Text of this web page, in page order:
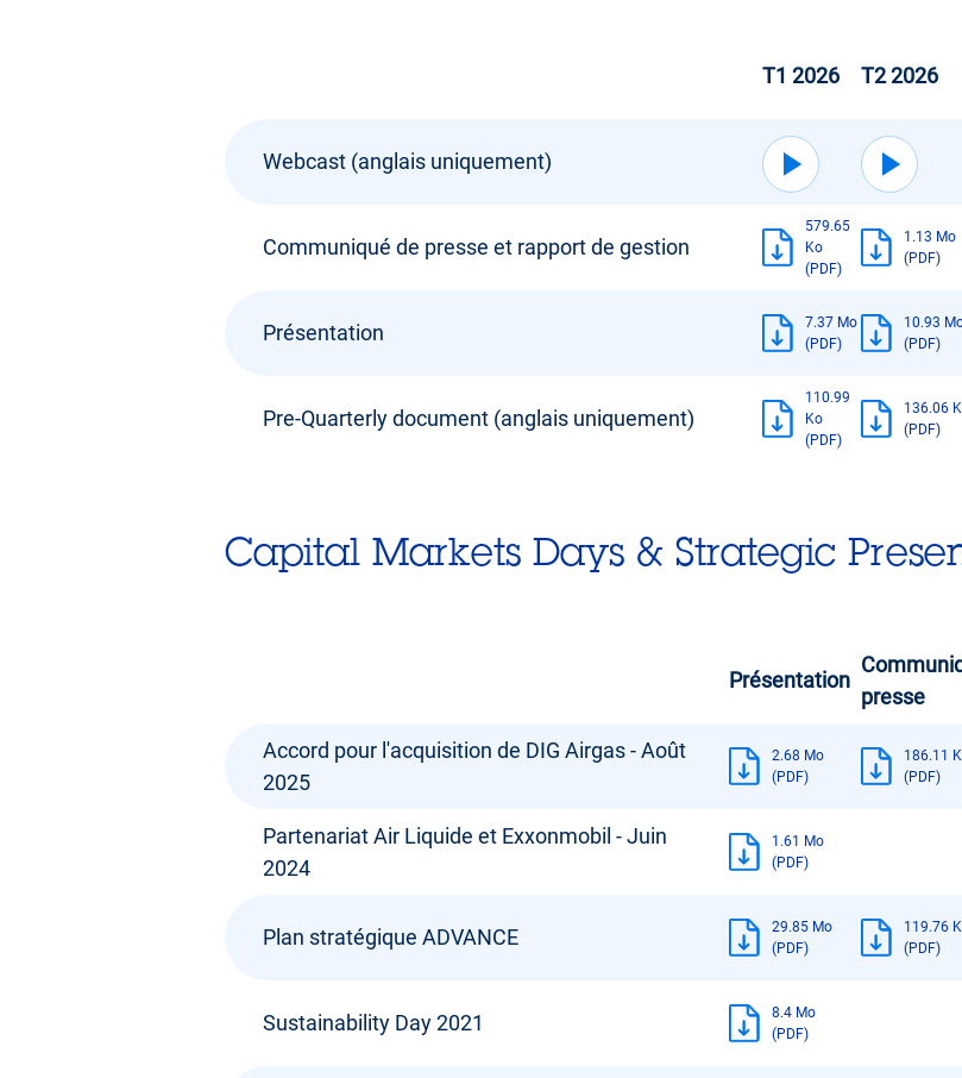
T1 2026 T2 2026
Webcast (anglais uniquement)
Communiqué de presse et rapport de gestion
579.65
Ko
(PDF)
1.13 Mo
(PDF)
Présentation
7.37 Mo
(PDF)
10.93
(PDF)
Pre-Quarterly document (anglais uniquement)
110.99
Ko
(PDF)
136.06
(PDF)
Capital Markets Days & Strategic
Présentation
presse
Accord pour l'acquisition de DIG Airgas - Août
2025
2.68 Mo
(PDF)
186.11
(PDF)
Partenariat Air Liquide et Exxonmobil - Juin
2024
1.61 Mo
(PDF)
Plan stratégique ADVANCE
29.85 Mo
(PDF)
119.76
(PDF)
Sustainability Day 2021
8.4 Mo
(PDF)